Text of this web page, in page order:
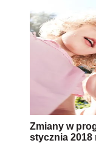
Zmiany w
stycznia 2018